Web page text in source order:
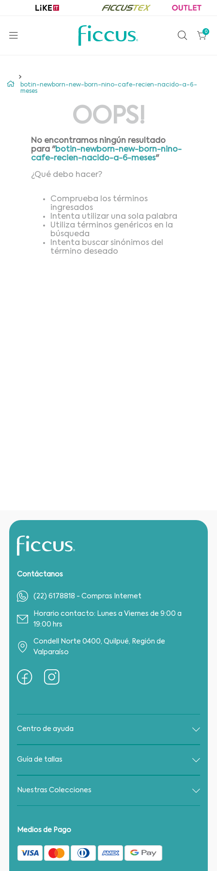
0
botin-newborn-new-born-nino-cafe-recien-nacido-a-6-
meses
OOPS!
No encontramos ningún resultado
para "botin-newborn-new-born-nino-
cafe-recien-nacido-a-6-meses"
¿Qué debo hacer?
Comprueba los términos
ingresados
Intenta utilizar una sola palabra
Utiliza términos genéricos en la
búsqueda
Intenta buscar sinónimos del
término deseado
Contáctanos
(22) 6178818 - Compras Internet
Horario contacto: Lunes a Viernes de 9:00 a
19:00 hrs
Condell Norte 0400, Quilpué, Región de
Valparaíso
Centro de ayuda
Guía de tallas
Nuestras Colecciones
Medios de Pago